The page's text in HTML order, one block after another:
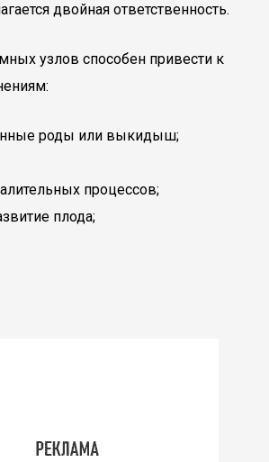
двойная ответственность.
узлов способен привести к
роды или выкидыш;
процессов;
плода;